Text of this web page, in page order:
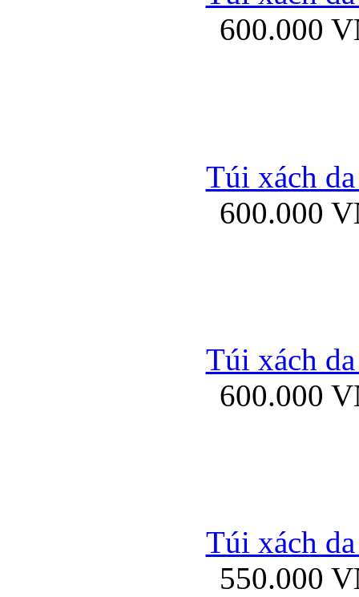
Bao da iPhone 5
600.000
Túi xách
600.000
Túi xách
600.000
Túi xách
550.000